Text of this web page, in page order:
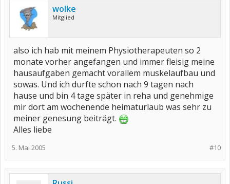
wolke
Mitglied
also ich hab mit meinem Physiotherapeuten so 2
monate vorher angefangen und immer fleisig meine
hausaufgaben gemacht vorallem muskelaufbau und
sowas. Und ich durfte schon nach 9 tagen nach
hause und bin 4 tage später in reha und genehmige
mir dort am wochenende heimaturlaub was sehr zu
meiner genesung beiträgt.
Alles liebe
#10
5. Mai 2005